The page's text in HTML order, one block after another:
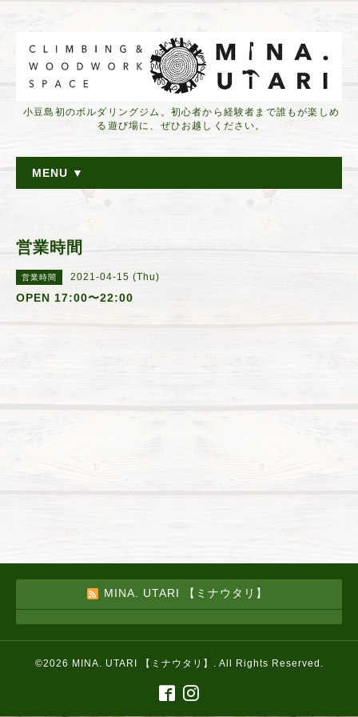
小豆島初のボルダリングジム。初心者から経験者まで誰もが楽しめ
る遊び場に、ぜひお越しください。
MENU ▼
営業時間
営業時間 2021-04-15 (Thu)
OPEN 17:00〜22:00
MINA. UTARI 【ミナウタリ】
©2026 MINA. UTARI 【ミナウタリ】 . All Rights Reserved.